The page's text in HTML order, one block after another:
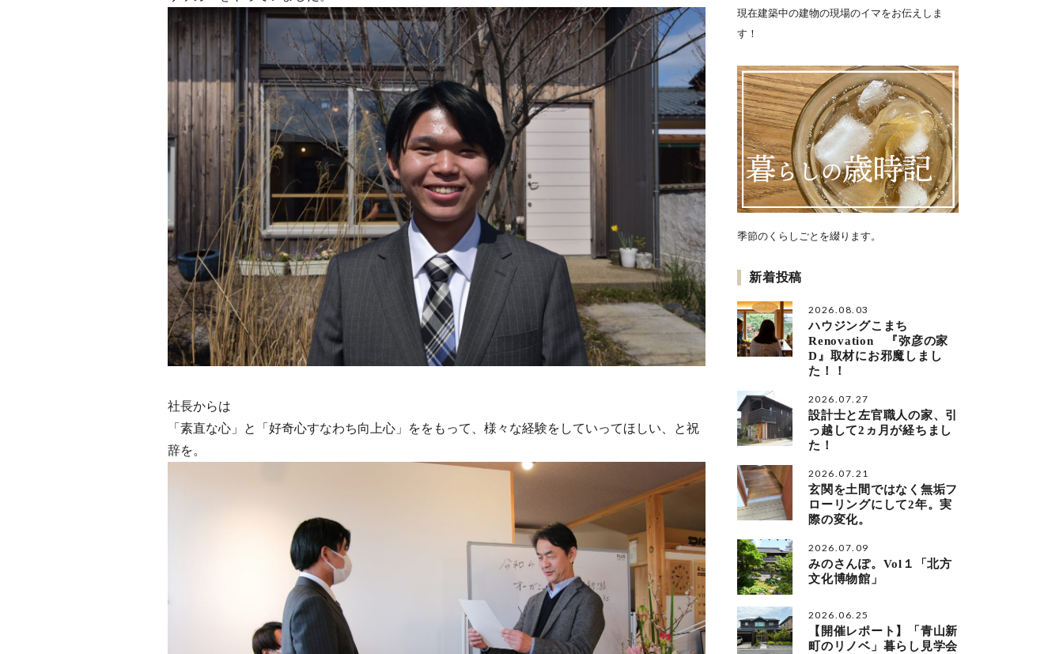
社長からは
「素直な心」と「好奇心すなわち向上心」ををもって、様々な経験をしていってほしい、と祝
辞を。
現在建築中の建物の現場のイマをお伝えしま
す！
季節のくらしごとを綴ります。
新着投稿
2026.08.03
ハウジングこまち
Renovation 『弥彦の家
D』取材にお邪魔しまし
た！！
2026.07.27
設計士と左官職人の家、引
っ越して2ヵ月が経ちまし
た！
2026.07.21
玄関を土間ではなく無垢フ
ローリングにして2年。実
際の変化。
2026.07.09
みのさんぽ。Vol１「北方
文化博物館」
2026.06.25
【開催レポート】「青山新
町のリノベ」暮らし見学会